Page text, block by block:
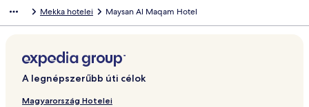
Mekka hotelei Maysan Al Maqam Hotel
A legnépszerűbb úti célok
Magyarország Hotelei